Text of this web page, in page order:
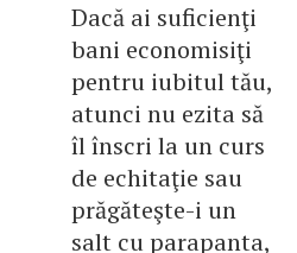
Dacă ai suficienţi
bani economisiţi
pentru iubitul tău,
atunci nu ezita să
îl înscri la un curs
de echitaţie sau
prăgăteşte-i un
salt cu parapanta,